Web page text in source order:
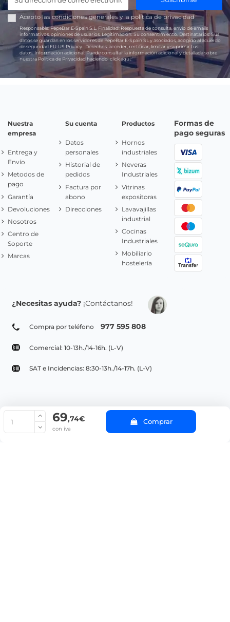
69,74€
con iva
Comprar
Acepto las condiciones generales y lapolítica de privacidad
Responsable:PepeBar E-Spain S.L. Finalidad: Respuesta de consulta, envío de emails
informativos, opiniones de usuarios. Legitimación: Su consentimiento. Destinatarios:Sus
datos se guardan en los servidores de PepeBar E-Spain SL y asociados, acogido al acuerdo
de seguridad EU-US Privacy. Derechos: acceder, rectificar, limitar y suprimir tus
datos.Información adicional:Puede consultar la información adicional y detallada sobre
nuestra Política de Privacidad haciendoclick aquí.
Nuestra
empresa
Entrega y
Envío
Metodos de
pago
Garantía
Devoluciones
Nosotros
Centro de
Soporte
Marcas
Su cuenta
Datos
personales
Historial de
pedidos
Factura por
abono
Direcciones
Productos
Hornos
industriales
Neveras
Industriales
Vitrinas
expositoras
Lavavajillas
industrial
Cocinas
Industriales
Mobiliario
hostelería
Formas de
pago seguras
¿Necesitas ayuda? ¡Contáctanos!
Compra por teléfono 977 595 808
Comercial: 10-13h./14-16h. (L-V)
SAT e Incidencias: 8:30-13h./14-17h. (L-V)
© Copyright 2022 PepeBar.com |
Aviso legal y
Condiciones generales de compra |
Blog